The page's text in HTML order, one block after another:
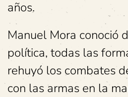
años.
Manuel Mora conoció
política, todas las
rehuyó los combates
con las armas en la